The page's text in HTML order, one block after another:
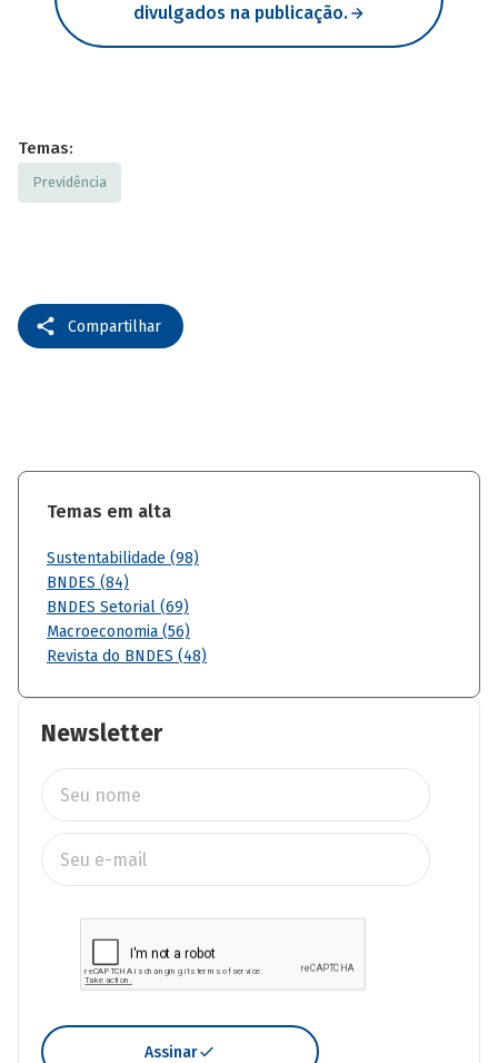
divulgados na publicação.
Temas:
Previdência
Compartilhar
Temas em alta
Sustentabilidade (98)
BNDES (84)
BNDES Setorial (69)
Macroeconomia (56)
Revista do BNDES (48)
Newsletter
Assinar